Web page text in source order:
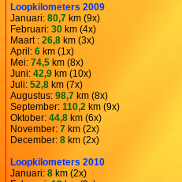
Loopkilometers 2009
Januari: 80,7 km (9x)
Februari: 30 km (4x)
Maart : 26,8 km (3x)
April: 6 km (1x)
Mei: 74,5 km (8x)
Juni: 42,9 km (10x)
Juli: 52,8 km (7x)
Augustus: 98,7 km (8x)
September: 110,2 km (9x)
Oktober: 44,8 km (6x)
November: 7 km (2x)
December: 8 km (2x)
Loopkilometers 2010
Januari: 8 km (2x)